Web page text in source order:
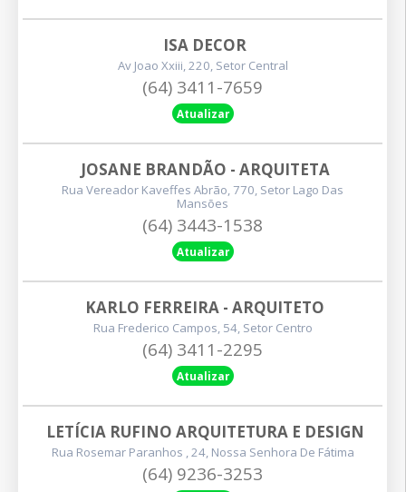
ISA DECOR
Av Joao Xxiii, 220, Setor Central
(64) 3411-7659
Atualizar
JOSANE BRANDÃO - ARQUITETA
Rua Vereador Kaveffes Abrão, 770, Setor Lago Das
Mansões
(64) 3443-1538
Atualizar
KARLO FERREIRA - ARQUITETO
Rua Frederico Campos, 54, Setor Centro
(64) 3411-2295
Atualizar
LETÍCIA RUFINO ARQUITETURA E DESIGN
Rua Rosemar Paranhos , 24, Nossa Senhora De Fátima
(64) 9236-3253